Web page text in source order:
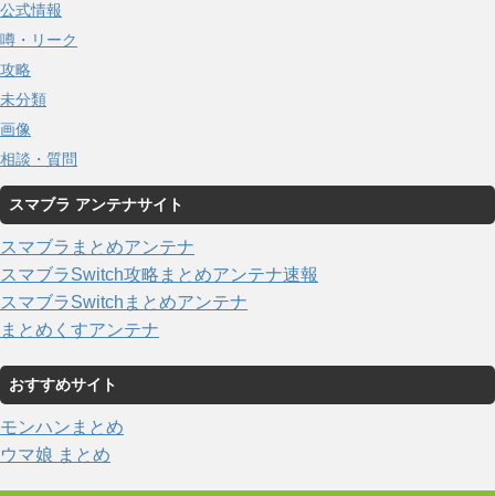
公式情報
噂・リーク
攻略
未分類
画像
相談・質問
スマブラ アンテナサイト
スマブラまとめアンテナ
スマブラSwitch攻略まとめアンテナ速報
スマブラSwitchまとめアンテナ
まとめくすアンテナ
おすすめサイト
モンハンまとめ
ウマ娘 まとめ